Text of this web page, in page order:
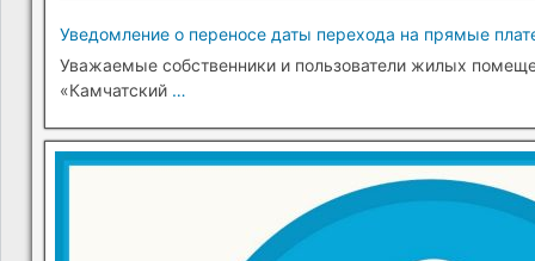
Уведомление о переносе даты перехода на прямые
Уважаемые собственники и пользователи жилых
«Камчатский …